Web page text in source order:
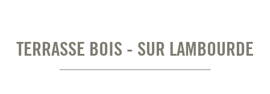
TERRASSE BOIS - SUR LAMBOURDE